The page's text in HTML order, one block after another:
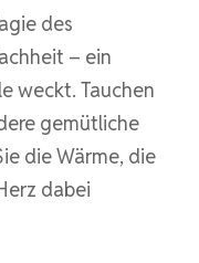
des
– ein
weckt. Tauchen
gemütliche
die Wärme, die
dabei